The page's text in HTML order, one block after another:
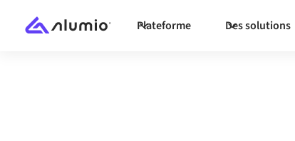
Plateforme Des solutions